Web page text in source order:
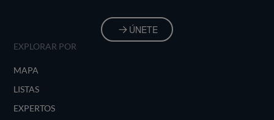
ÚNETE
EXPLORAR POR
MAPA
LISTAS
EXPERTOS